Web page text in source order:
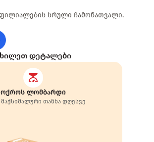
სრული ჩამონათვალი.
დეტალები
ოქროს ლომბარდი
თანხა დღესვე